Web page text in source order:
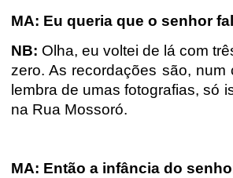
MA: Eu queria que o senhor
NB: Olha, eu voltei de lá com
zero. As recordações são,
lembra de umas fotografias, só
na Rua Mossoró.
MA: Então a infância do